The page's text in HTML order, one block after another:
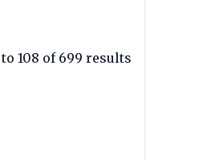
to 108 of 699 results